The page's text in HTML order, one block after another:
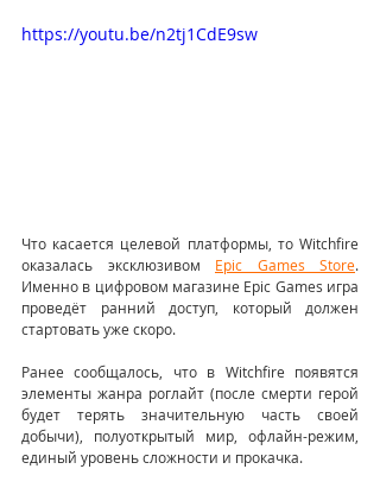
https://youtu.be/n2tj1CdE9sw
Что касается целевой платформы, то Witchfire
оказалась эксклюзивом Epic Games Store.
Именно в цифровом магазине Epic Games игра
проведёт ранний доступ, который должен
стартовать уже скоро.
Ранее сообщалось, что в Witchfire появятся
элементы жанра роглайт (после смерти герой
будет терять значительную часть своей
добычи), полуоткрытый мир, офлайн-режим,
единый уровень сложности и прокачка.